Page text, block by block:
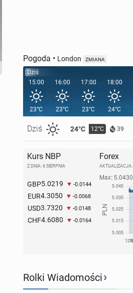
Pogoda • London ZMIANA
Dziś
15:00
23°C
Dziś 24°C 12°C 39
16:00
23°C
17:00
23°C
18:00
24°C
Kurs NBP
Z DNIA: 6 SIERPNIA
GBP5.0219 -0.0144
EUR4.3050 -0.0068
USD3.7320 -0.0148
CHF4.6080 -0.0164
Forex
AKTUALIZACJA:
Rolki Wiadomości›